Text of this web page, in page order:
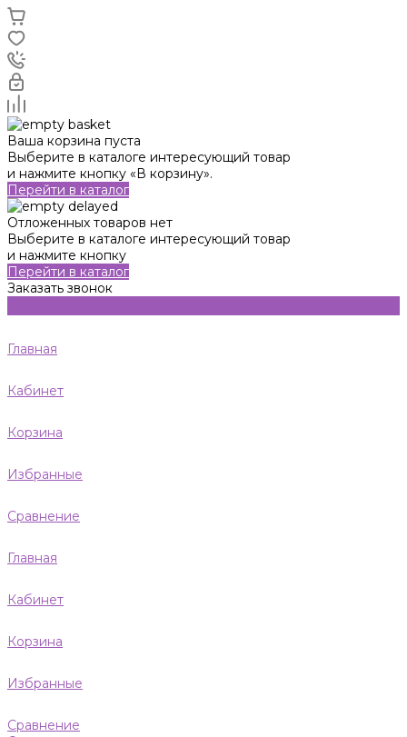
Ваша корзина пуста
Выберите в каталоге интересующий товар
и нажмите кнопку «В корзину».
Перейти в каталог
Отложенных товаров нет
Выберите в каталоге интересующий товар
и нажмите кнопку
Перейти в каталог
Заказать звонок
Главная
Кабинет
Корзина
Избранные
Сравнение
Главная
Кабинет
Корзина
Избранные
Сравнение